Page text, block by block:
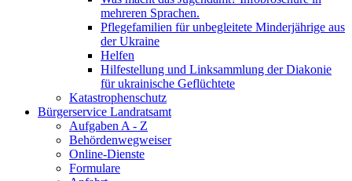
mehreren Sprachen.
Pflegefamilien für unbegleitete Minderjährige aus
der Ukraine
Helfen
Hilfestellung und Linksammlung der Diakonie
für ukrainische Geflüchtete
Katastrophenschutz
Bürgerservice Landratsamt
Aufgaben A - Z
Behördenwegweiser
Online-Dienste
Formulare